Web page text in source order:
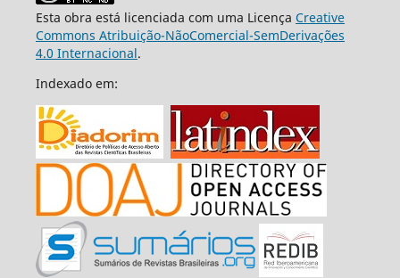
Esta obra está licenciada com uma Licença Creative
Commons Atribuição-NãoComercial-SemDerivações
4.0 Internacional.
Indexado em: